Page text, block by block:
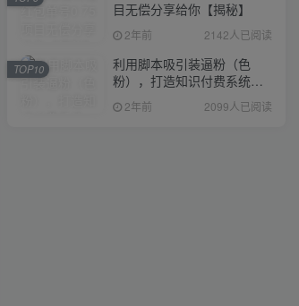
目无偿分享给你【揭秘】
2年前 2142人已阅读
利用脚本吸引装逼粉（色
粉），打造知识付费系统，
附388元美女写真项目
2年前 2099人已阅读
TOP10